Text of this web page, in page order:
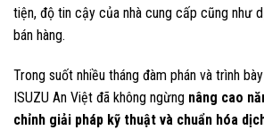
tiện, độ tin cậy của nhà cung cấp cũng như
bán hàng.
Trong suốt nhiều tháng đàm phán và trình
ISUZU An Việt đã không ngừng nâng cao
chỉnh giải pháp kỹ thuật và chuẩn hóa